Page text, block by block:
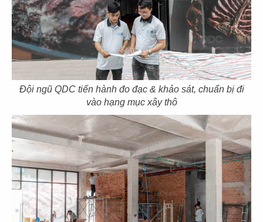
Đội ngũ QDC tiến hành đo đạc & khảo sát, chuẩn bị đi
vào hạng mục xây thô
49
BAOZ DIMSUM
CN Thuận Kiều - Q.5
50
BAOZ DIMSUM
CN Lê Đại Hành - Q.11
51
BAOZ DIMSUM
CN Nguyễn Tri Phương
52
BAOZ HOTPOT
CN Nguyễn Tri Phương - Q.5